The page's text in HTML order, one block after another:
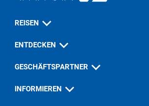
REISEN
ENTDECKEN
GESCHÄFTSPARTNER
INFORMIEREN